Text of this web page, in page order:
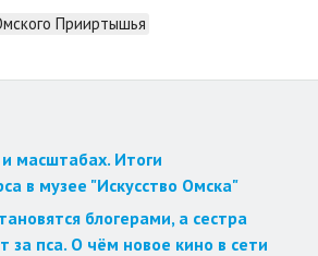
Прииртышья
масштабах. Итоги
в музее "Искусство Омска"
блогерами, а сестра
за пса. О чём новое кино в сети